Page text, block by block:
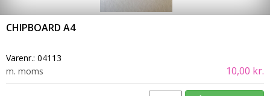
CHIPBOARD A4
Varenr.: 04113
m. moms
10,00 kr.